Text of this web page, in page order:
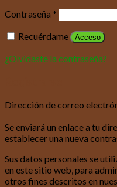
Contraseña *
Recuérdame
Acceso
¿Olvidaste la contraseña?
Dirección de correo
Se enviará un enlace a tu
establecer una nueva
Sus datos personales se
en este sitio web, para
otros fines descritos en